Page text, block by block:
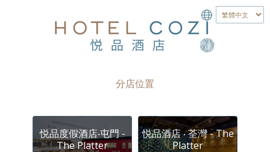
分店位置
悦品度假酒店‧屯門 -
The Platter
悦品酒店 ‧ 荃灣 - The
Platter